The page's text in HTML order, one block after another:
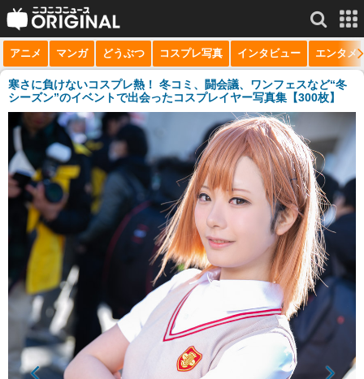
サービス一覧 もっと見る
niconico
動画
生放送
ニュース
チャンネル
マンガ
ニコニコQ
アニメ マンガ どうぶつ コスプレ写真 インタビュー エンタメ
寒さに負けないコスプレ熱！ 冬コミ、闘会議、ワンフェスなど“冬
シーズン”のイベントで出会ったコスプレイヤー写真集【300枚】